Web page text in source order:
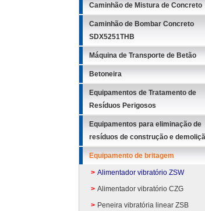
Caminhão de Mistura de Concreto
Caminhão de Bombar Concreto
SDX5251THB
Máquina de Transporte de Betão
Betoneira
Equipamentos de Tratamento de
Resíduos Perigosos
Equipamentos para eliminação de
resíduos de construção e
Equipamento de britagem
Alimentador vibratório ZSW
Alimentador vibratório CZG
Peneira vibratória linear ZSB